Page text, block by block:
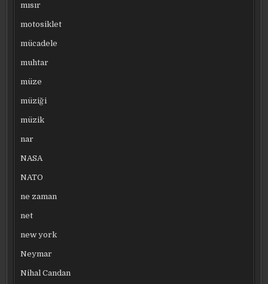
mısır
motosiklet
mücadele
muhtar
müze
müziği
müzik
nar
NASA
NATO
ne zaman
net
new york
Neymar
Nihal Candan